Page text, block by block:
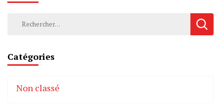
Rechercher :
Catégories
Non classé